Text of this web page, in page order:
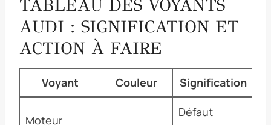
TABLEAU DES VOYANTS
AUDI : SIGNIFICATION ET
ACTION À FAIRE
Voyant Couleur Signification
Moteur
Défaut